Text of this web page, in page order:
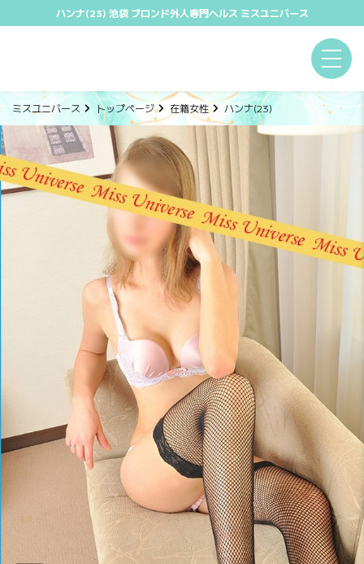
ハンナ(23) 池袋 ブロンド外人専門ヘルス ミスユニバース
ッ
プ
勤
情
籍
女
シス
テム
キン
グ
店に
ご注
セス
マッ
ル
マッ
＆注意
事項
人
募
ミスユニバース トップページ 在籍女性 ハンナ(23)